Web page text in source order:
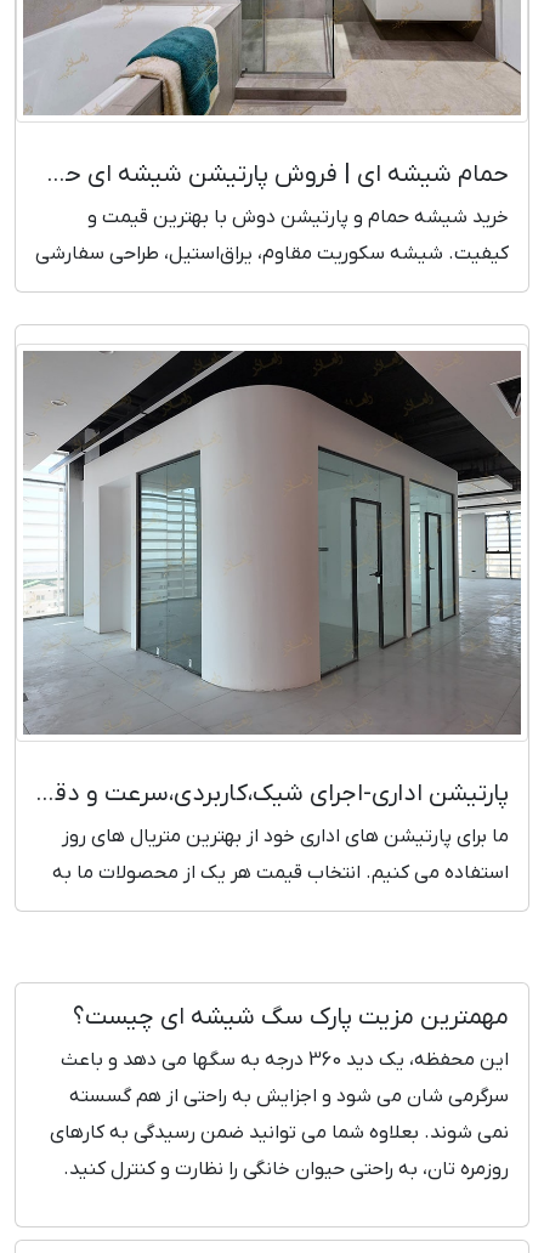
حمام شیشه ای | فروش پارتیشن شیشه ای حمام
خرید شیشه حمام و پارتیشن دوش با بهترین قیمت و
کیفیت. شیشه سکوریت مقاوم، یراق‌استیل، طراحی سفارشی
و نصب فوری. همین حالا مدل‌ها را ببینید!
پارتیشن اداری-اجرای شیک،کاربردی،سرعت و دقت بالا، قیمت روز
ما برای پارتیشن های اداری خود از بهترین متریال های روز
استفاده می کنیم. انتخاب قیمت هر یک از محصولات ما به
صورت مهندسی و دقیق بوده و نسبت به کیفیت آن قیمت
رضایت مشتری بایگانی نخواهد شد.
مهمترین مزیت پارک سگ شیشه ای چیست؟
این محفظه، یک دید 360 درجه به سگها می دهد و باعث
سرگرمی شان می شود و اجزایش به راحتی از هم گسسته
نمی شوند. بعلاوه شما می توانید ضمن رسیدگی به کارهای
روزمره تان، به راحتی حیوان خانگی را نظارت و کنترل کنید.